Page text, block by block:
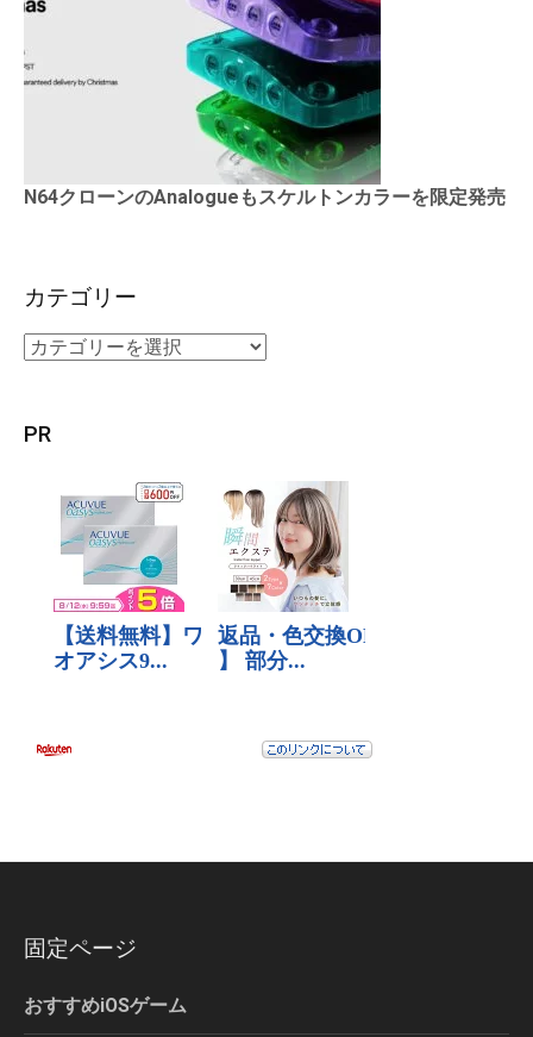
N64クローンのAnalogueもスケルトンカラーを限定発売
カテゴリー
PR
固定ページ
おすすめiOSゲーム